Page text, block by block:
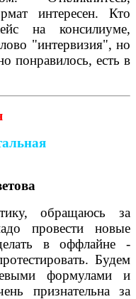
интересен. Кто
на консилиуме,
"интервизия", но
понравилось, есть в
обращаюсь за
провести новые
в оффлайне -
Будем
формулами и
признательна за